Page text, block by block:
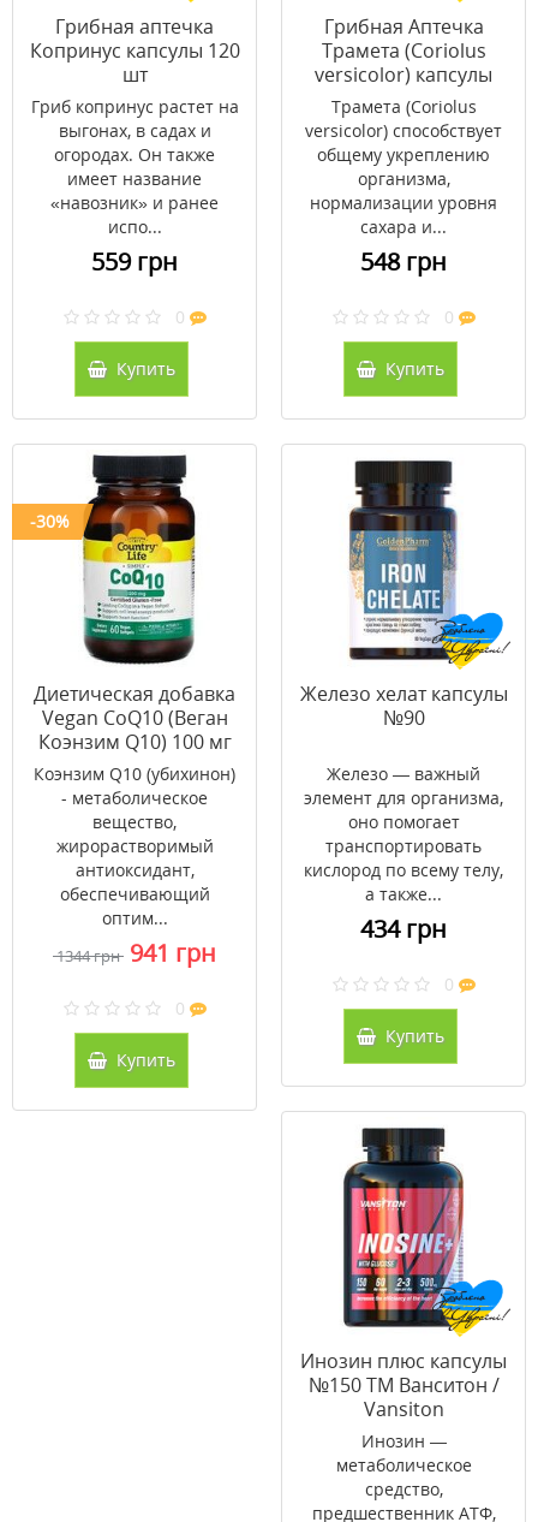
Грибная аптечка
Копринус капсулы 120
шт
Гриб копринус растет на
выгонах, в садах и
огородах. Он также
имеет название
«навозник» и ранее
испо...
559 грн
0
Купить
Грибная Аптечка
Трамета (Coriolus
versicolor) капсулы
№120
Трамета (Coriolus
versicolor) способствует
общему укреплению
организма,
нормализации уровня
сахара и...
548 грн
0
Купить
-30%
Диетическая добавка
Vegan CoQ10 (Веган
Коэнзим Q10) 100 мг
60 капсул ТМ Кантри
Лайф / Country Life
Коэнзим Q10 (убихинон)
- метаболическое
вещество,
жирорастворимый
антиоксидант,
обеспечивающий
оптим...
1344 грн 941 грн
0
Купить
Железо хелат капсулы
№90
Железо — важный
элемент для организма,
оно помогает
транспортировать
кислород по всему телу,
а также...
434 грн
0
Купить
Инозин плюс капсулы
№150 ТМ Ванситон /
Vansiton
Инозин —
метаболическое
средство,
предшественник АТФ,